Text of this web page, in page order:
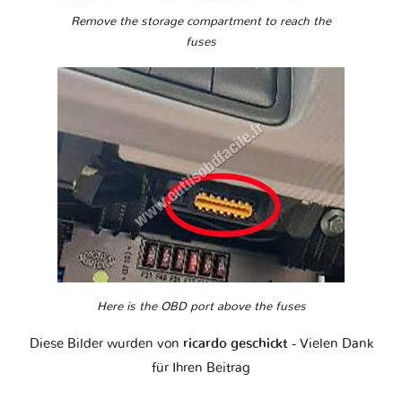
Remove the storage compartment to reach the
fuses
Here is the OBD port above the fuses
Diese Bilder wurden von ricardo geschickt - Vielen Dank
für Ihren Beitrag